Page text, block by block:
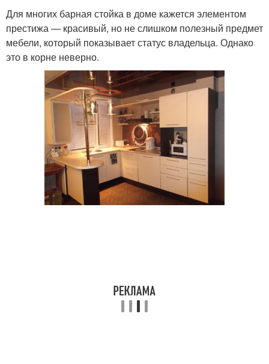
Для многих барная стойка в доме кажется элементом
престижа — красивый, но не слишком полезный предмет
мебели, который показывает статус владельца. Однако
это в корне неверно.